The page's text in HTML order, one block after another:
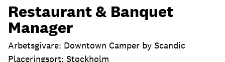
Restaurant & Banquet
Manager
Arbetsgivare: Downtown Camper by Scandic
Placeringsort: Stockholm